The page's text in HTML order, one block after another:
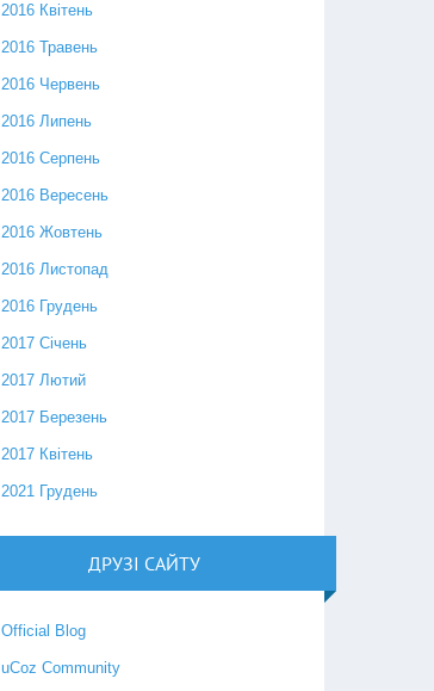
2016 Квітень
2016 Травень
2016 Червень
2016 Липень
2016 Серпень
2016 Вересень
2016 Жовтень
2016 Листопад
2016 Грудень
2017 Січень
2017 Лютий
2017 Березень
2017 Квітень
2021 Грудень
ДРУЗІ САЙТУ
Official Blog
uCoz Community